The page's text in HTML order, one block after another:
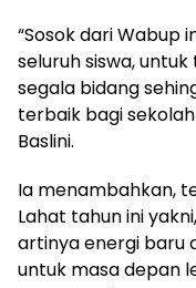
“Sosok dari Wabup
seluruh siswa,
segala bidang
terbaik bagi sekolah
Baslini.
Ia menambahkan,
Lahat tahun ini
artinya energi baru
untuk masa depan